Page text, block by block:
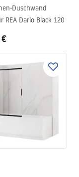
Duschwand
REA Dario Black 120